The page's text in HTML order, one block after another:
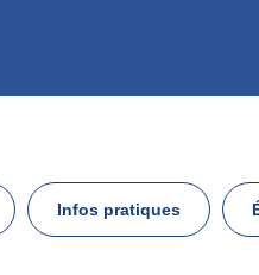
Infos pratiques